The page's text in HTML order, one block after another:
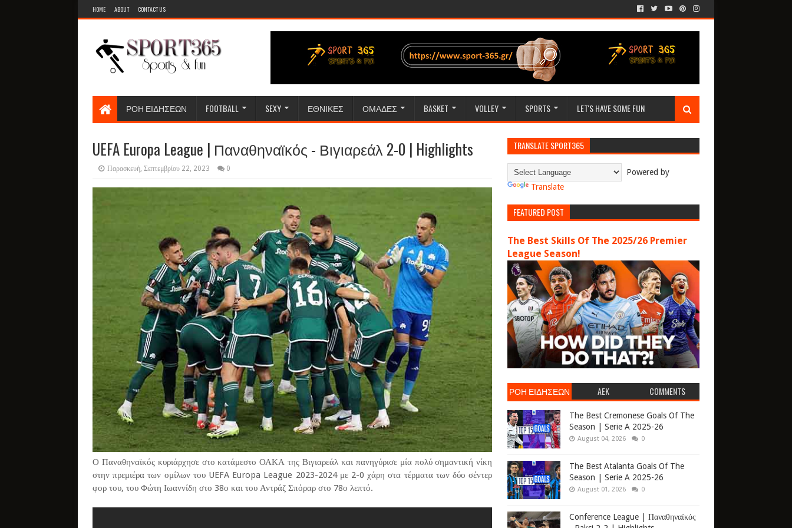
HOME ABOUT CONTACT US
ΡΟΗ ΕΙΔΗΣΕΩΝ FOOTBALL SEXY ΕΘΝΙΚΕΣ ΟΜΑΔΕΣ BASKET VOLLEY SPORTS LET'S HAVE SOME FUN
UEFA Europa League | Παναθηναϊκός - Βιγιαρεάλ 2-0 | Highlights
Παρασκευή, Σεπτεμβρίου 22, 2023 0
Ο Παναθηναϊκός κυριάρχησε στο κατάμεστο ΟΑΚΑ της Βιγιαρεάλ και πανηγύρισε μία πολύ σημαντική νίκη
στην πρεμιέρα των ομίλων του UEFA Europa League 2023-2024 με 2-0 χάρη στα τέρματα των δύο σέντερ
φορ του, του Φώτη Ιωαννίδη στο 38ο και του Αντράζ Σπόραρ στο 78ο λεπτό.
TRANSLATE SPORT365
Powered by
Translate
FEATURED POST
The Best Skills Of The 2025/26 Premier
League Season!
ΡΟΗ ΕΙΔΗΣΕΩΝ AEK COMMENTS
The Best Cremonese Goals Of The
Season | Serie A 2025-26
August 04, 2026 0
The Best Atalanta Goals Of The
Season | Serie A 2025-26
August 01, 2026 0
Conference League | Παναθηναϊκός